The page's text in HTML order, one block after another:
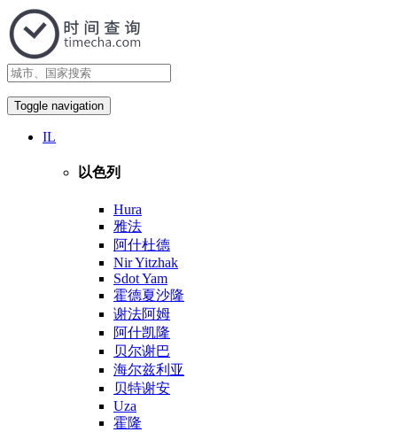
Toggle navigation
IL
以色列
Hura
雅法
阿什杜德
Nir Yitzhak
Sdot Yam
霍德夏沙隆
谢法阿姆
阿什凯隆
贝尔谢巴
海尔兹利亚
贝特谢安
Uza
霍隆